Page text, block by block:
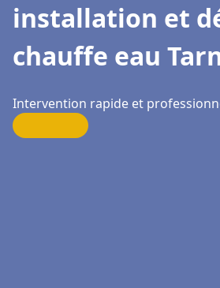
installation et
chauffe eau
Intervention rapide et